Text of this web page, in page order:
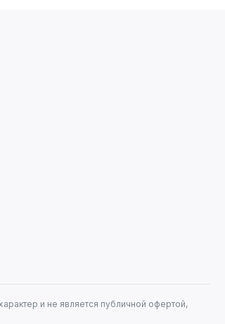
и не является публичной офертой,